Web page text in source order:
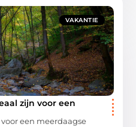
VAKANTIE
zijn voor een
een meerdaagse